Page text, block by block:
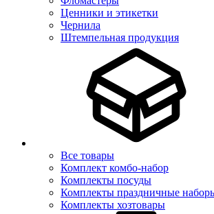
Ценники и этикетки
Чернила
Штемпельная продукция
Все товары
Комплект комбо-набор
Комплекты посуды
Комплекты праздничные
Комплекты хозтовары